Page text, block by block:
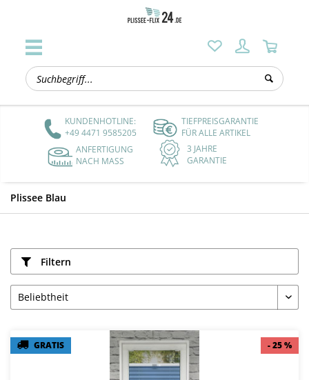
KUNDENHOTLINE:
+49 4471 9585205
TIEFPREISGARANTIE
FÜR ALLE ARTIKEL
ANFERTIGUNG
NACH MASS
3 JAHRE
GARANTIE
Plissee Blau
Filtern
GRATIS - 25 %
GRATIS - 25 %